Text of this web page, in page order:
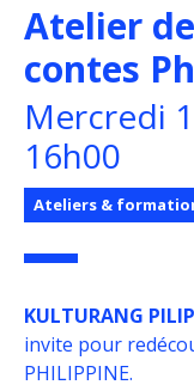
Atelier
contes
Mercredi
16h00
Ateliers &
KULTURANG
invite pour
PHILIPPINE.